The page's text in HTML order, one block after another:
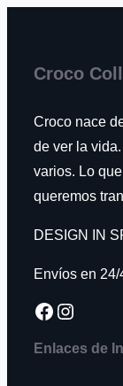
Croco
Croco nace
de ver la
varios. Lo
queremos
DESIGN IN
Envíos en
Facebook Instagram
Enlaces de